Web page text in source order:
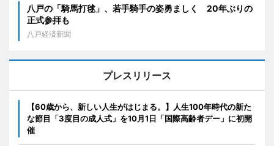
八戸の「騎馬打毬」、若手騎手の姿勇ましく 20年ぶりの
正式参拝も
八戸経済新聞
プレスリリース
【60歳から、新しい人生がはじまる。】人生100年時代の新た
な節目「3度目の成人式」を10月1日「国際高齢者デー」に初開
催